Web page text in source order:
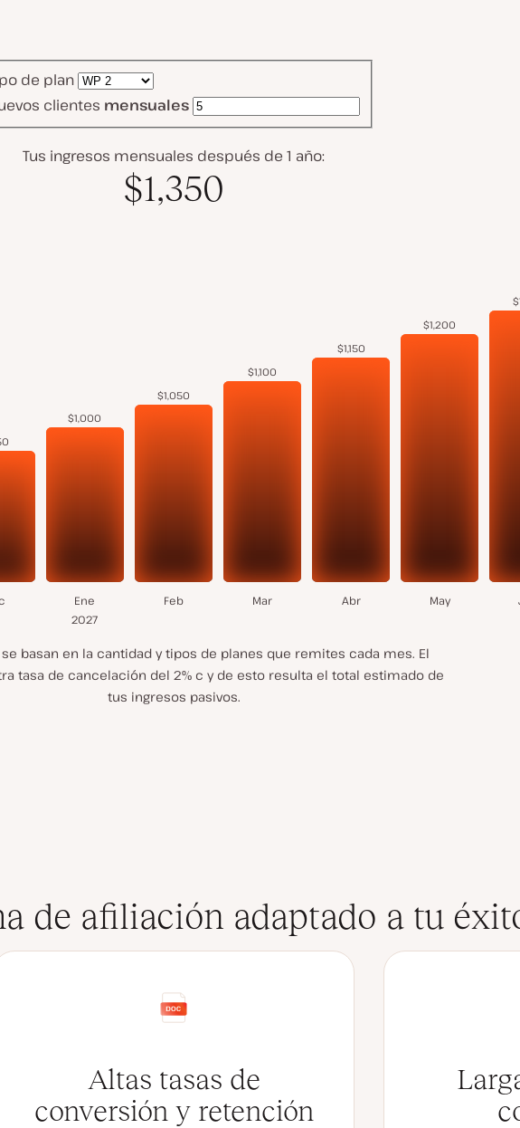
de plan
clientes mensuales
Tus ingresos mensuales después de 1 año:
$1,350
$1,000
Ene
2027
$1,050
Feb
$1,100
Mar
$1,150
Abr
$1,200
May
basan en la cantidad y tipos de planes que remites cada mes. El
tasa de cancelación del 2% c y de esto resulta el total estimado de
tus ingresos pasivos.
de afiliación adaptado a tu
Altas tasas de
conversión y retención